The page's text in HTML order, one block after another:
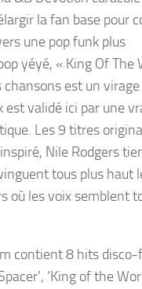
la fan base pour
une pop funk plus
yéyé, « King Of The
est un
est validé ici par une
Les 9 titres
Nile Rodgers
tous plus haut
où les voix semblent
contient 8 hits
‘King of the